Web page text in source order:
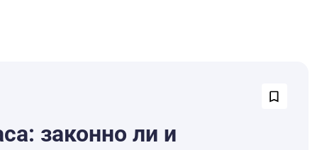
законно ли и